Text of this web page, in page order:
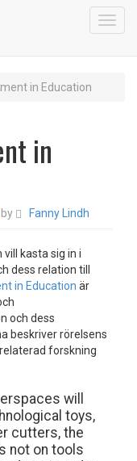
in Education
in
by Fanny Lindh
kasta sig in i
dess relation till
in Education är
och dess
beskriver rörelsens
forskning
will
toys,
cutters, the
not on tools